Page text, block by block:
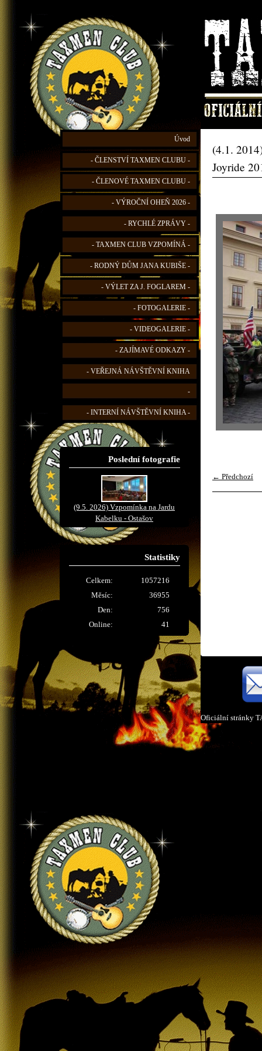
Úvod
- ČLENSTVÍ TAXMEN CLUBU -
- ČLENOVÉ TAXMEN CLUBU -
- VÝROČNÍ OHEŇ 2026 -
- RYCHLÉ ZPRÁVY -
- TAXMEN CLUB VZPOMÍNÁ -
- RODNÝ DŮM JANA KUBIŠE -
- VÝLET ZA J. FOGLAREM -
- FOTOGALERIE -
- VIDEOGALERIE -
- ZAJÍMAVÉ ODKAZY -
- VEŘEJNÁ NÁVŠTĚVNÍ KNIHA
-
- INTERNÍ NÁVŠTĚVNÍ KNIHA -
Poslední fotografie
(9.5. 2026) Vzpomínka na Jardu
Kabelku - Ostašov
Statistiky
Online: 41
Celkem:
1057216
Měsíc:
36955
Den:
756
(4.1.
Joyride
← Předchozí
Oficiální stránky